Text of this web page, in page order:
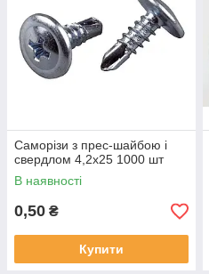
Саморізи з прес-шайбою і
свердлом 4,2х25 1000 шт
В наявності
0,50 ₴
Купити